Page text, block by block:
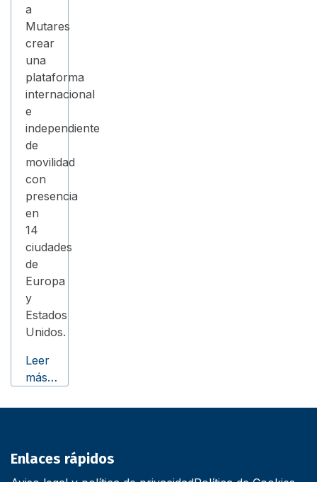
a
Mutares
crear
una
plataforma
internacional
e
independiente
de
movilidad
con
presencia
en
14
ciudades
de
Europa
y
Estados
Unidos.
Leer
más…
Enlaces rápidos